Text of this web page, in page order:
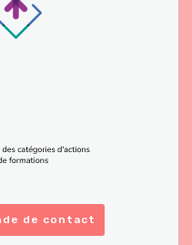
de contact